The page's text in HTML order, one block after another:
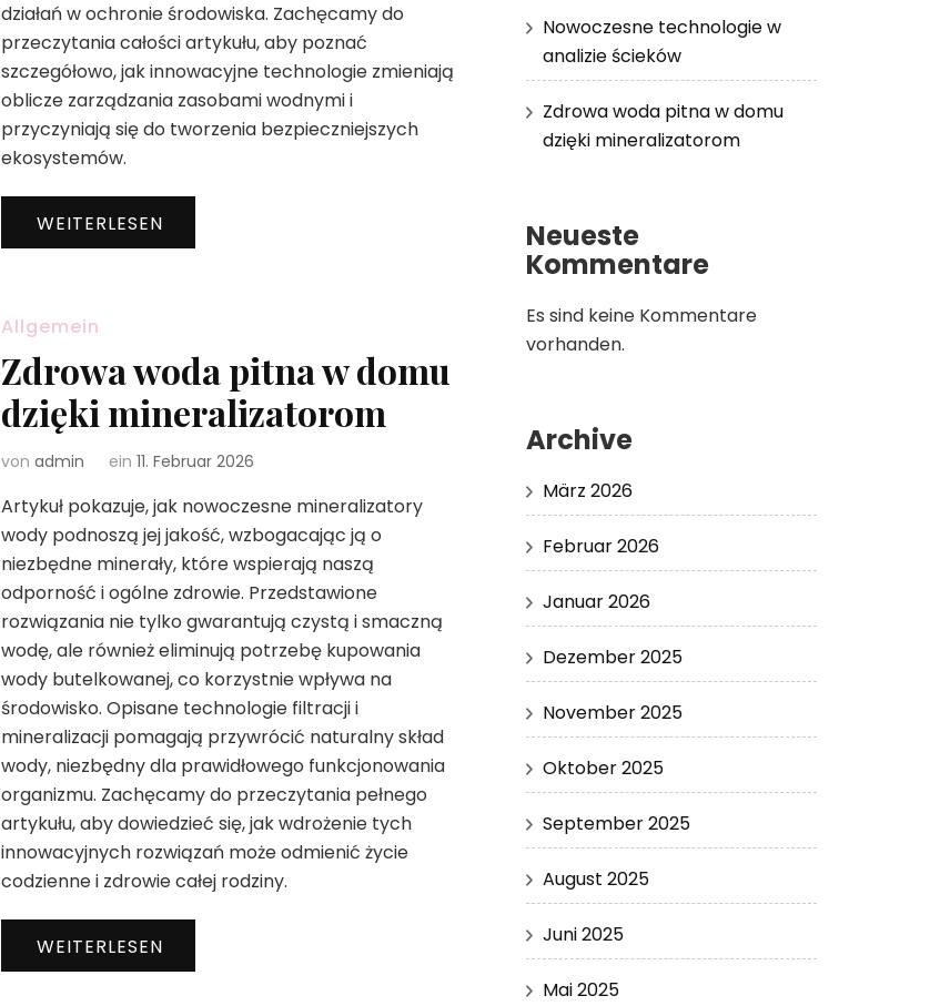
działań w ochronie środowiska. Zachęcamy do
przeczytania całości artykułu, aby poznać
szczegółowo, jak innowacyjne technologie zmieniają
oblicze zarządzania zasobami wodnymi i
przyczyniają się do tworzenia bezpieczniejszych
ekosystemów.
WEITERLESEN
Allgemein
Zdrowa woda pitna w domu
dzięki mineralizatorom
von admin ein 11. Februar 2026
Artykuł pokazuje, jak nowoczesne mineralizatory
wody podnoszą jej jakość, wzbogacając ją o
niezbędne minerały, które wspierają naszą
odporność i ogólne zdrowie. Przedstawione
rozwiązania nie tylko gwarantują czystą i smaczną
wodę, ale również eliminują potrzebę kupowania
wody butelkowanej, co korzystnie wpływa na
środowisko. Opisane technologie filtracji i
mineralizacji pomagają przywrócić naturalny skład
wody, niezbędny dla prawidłowego funkcjonowania
organizmu. Zachęcamy do przeczytania pełnego
artykułu, aby dowiedzieć się, jak wdrożenie tych
innowacyjnych rozwiązań może odmienić życie
codzienne i zdrowie całej rodziny.
WEITERLESEN
Nowoczesne technologie w
analizie ścieków
Zdrowa woda pitna w domu
dzięki mineralizatorom
Neueste
Kommentare
Es sind keine Kommentare
vorhanden.
Archive
März 2026
Februar 2026
Januar 2026
Dezember 2025
November 2025
Oktober 2025
September 2025
August 2025
Juni 2025
Mai 2025